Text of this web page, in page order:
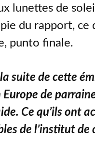
lunettes de
du rapport, ce
punto finale.
la suite de cette
de
Ce qu’ils ont
de l’institut de